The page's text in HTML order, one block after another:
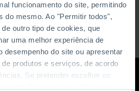
funcionamento do site, permitindo
do mesmo. Ao "Permitir todos",
outro tipo de cookies, que
uma melhor experiência de
desempenho do site ou apresentar
produtos e serviços, de acordo
Se pretender escolher os